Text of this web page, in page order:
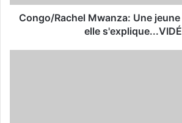
Congo/Rachel Mwanza: Une
elle